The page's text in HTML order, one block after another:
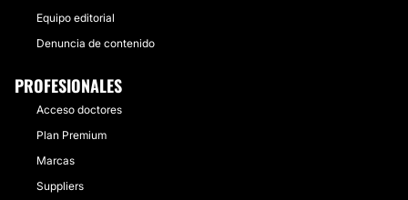
Equipo editorial
Denuncia de contenido
PROFESIONALES
Acceso doctores
Plan Premium
Marcas
Suppliers